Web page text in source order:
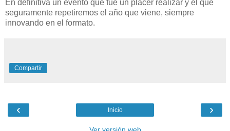
En definitiva un evento que fué un placer realizar y el que
seguramente repetiremos el año que viene, siempre
innovando en el formato.
Compartir
‹ ›
Inicio
Ver versión web